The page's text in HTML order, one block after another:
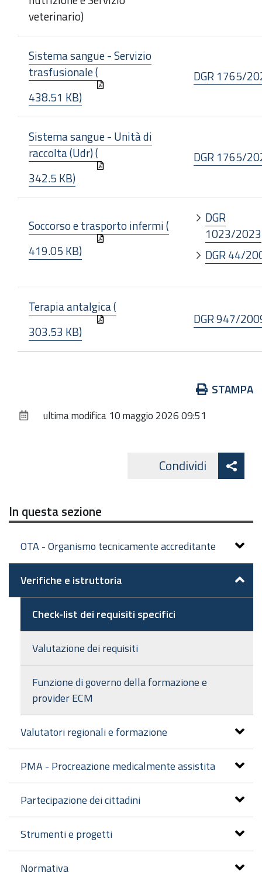
veterinario)
Sistema sangue - Servizio
trasfusionale (
438.51 KB)
DGR 1765/
Sistema sangue - Unità di
raccolta (Udr) (
342.5 KB)
DGR 1765/
Soccorso e trasporto infermi (
419.05 KB)
DGR
1023/2023
DGR 44/
Terapia antalgica (
303.53 KB)
DGR 947/
documento
STAMPA
ultima modifica 10 maggio 2026 09:51
Condividi
In questa sezione
OTA - Organismo tecnicamente accreditante
Verifiche e istruttoria
Check-list dei requisiti specifici
Valutazione dei requisiti
Funzione di governo della formazione e
provider ECM
Valutatori regionali e formazione
PMA - Procreazione medicalmente assistita
Partecipazione dei cittadini
Strumenti e progetti
Normativa